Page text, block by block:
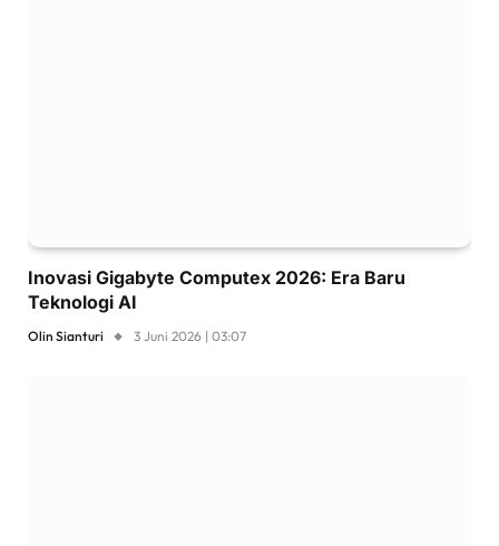
Inovasi Gigabyte Computex 2026: Era Baru
Teknologi AI
Olin Sianturi 3 Juni 2026 | 03:07